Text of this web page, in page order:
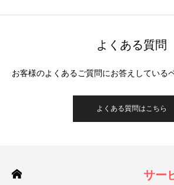
よくある質問
お客様のよくあるご質問にお答えしている
よくある質問はこちら
サー